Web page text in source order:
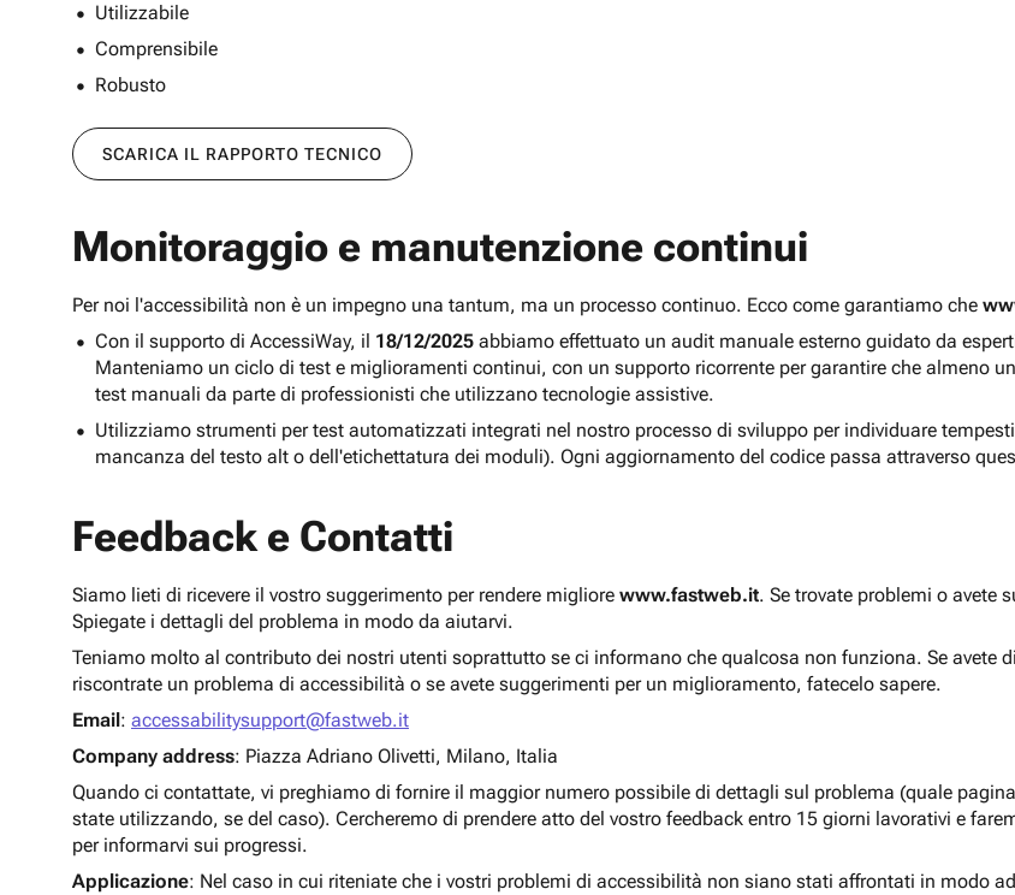
Utilizzabile
Comprensibile
Robusto
SCARICA IL RAPPORTO TECNICO
Monitoraggio e manutenzione continui
Per noi l'accessibilità non è un impegno una tantum, ma un processo continuo. Ecco come garantiamo che
Con il supporto di AccessiWay, il 18/12/2025 abbiamo effettuato un audit manuale esterno guidato da
Manteniamo un ciclo di test e miglioramenti continui, con un supporto ricorrente per garantire che almeno
test manuali da parte di professionisti che utilizzano tecnologie assistive.
Utilizziamo strumenti per test automatizzati integrati nel nostro processo di sviluppo per individuare
mancanza del testo alt o dell'etichettatura dei moduli). Ogni aggiornamento del codice passa attraverso
Feedback e Contatti
Siamo lieti di ricevere il vostro suggerimento per rendere migliore www.fastweb.it. Se trovate problemi o avete
Spiegate i dettagli del problema in modo da aiutarvi.
Teniamo molto al contributo dei nostri utenti soprattutto se ci informano che qualcosa non funziona. Se avete
riscontrate un problema di accessibilità o se avete suggerimenti per un miglioramento, fatecelo sapere.
Email: accessabilitysupport@fastweb.it
Company address: Piazza Adriano Olivetti, Milano, Italia
Quando ci contattate, vi preghiamo di fornire il maggior numero possibile di dettagli sul problema (quale
state utilizzando, se del caso). Cercheremo di prendere atto del vostro feedback entro 15 giorni lavorativi e
per informarvi sui progressi.
Applicazione: Nel caso in cui riteniate che i vostri problemi di accessibilità non siano stati affrontati in modo